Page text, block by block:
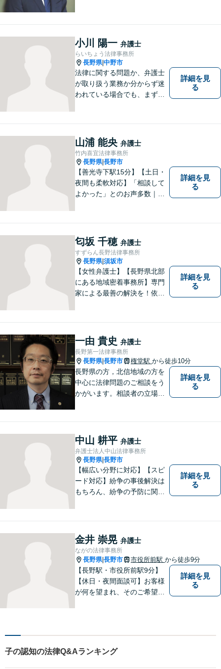
す。
小川 陽一 弁護士
らいちょう法律事務所
長野県|中野市
法律に関する問題か、弁護士
が取り扱う業務か分からず迷
われている場合でも、まずは
す。
詳細を見
る
山浦 能央 弁護士
竹内喜宜法律事務所
長野県|長野市
【善光寺下駅15分】【土日・
夜間も柔軟対応】「相談して
よかった」とのお声多数｜交
士が親身にサポートします。
どんな小さなお悩みでも、ま
ずはお気軽にご相談くださ
い。【完全個室で相談】
詳細を見
る
匂坂 千穂 弁護士
すずらん長野法律事務所
長野県|須坂市
【女性弁護士】【長野県北部
にある地域密着事務所】専門
家による最善の解決を！依頼
スをご提供します。
詳細を見
る
一由 貴史 弁護士
長野第一法律事務所
長野県|長野市 権堂駅 から徒歩10分
長野県の方，北信地域の方を
中心に法律問題のご相談をう
かがいます。相談者の立場を
詳細を見
る
中山 耕平 弁護士
弁護士法人中山法律事務所
長野県|長野市
【幅広い分野に対応】【スピ
ード対応】紛争の事後解決は
もちろん、紛争の予防に関す
ら弁護士へ事前に法律相談を
する癖をつけることを勧めて
おります。早期相談が早期解
決に繋がりますのでお気軽に
ご相談ください。
詳細を見
る
金井 崇晃 弁護士
ながの法律事務所
長野県|長野市 市役所前駅 から徒歩9分
【長野駅・市役所前駅9分】
【休日・夜間面談可】お客様
が何を望まれ、そのご希望を
合っています。 できる限り負
担を軽減し、スピーディーな
解決を目指すことを信条とし
詳細を見
る
子の認知の法律Q&Aランキング